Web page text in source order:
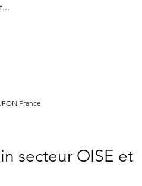
secteur OISE et
France